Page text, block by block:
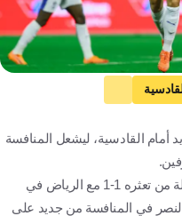
أمام القادسية، ليشعل المنافسة
وتعادل الهلال مع القادسية 2-2 بعد أيام قليلة من تعثره 1-1 مع الرياض في
في المنافسة من جديد على